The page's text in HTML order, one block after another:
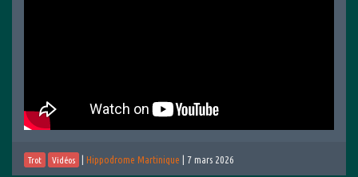
Trot Vidéos Hippodrome Martinique 7 mars 2026